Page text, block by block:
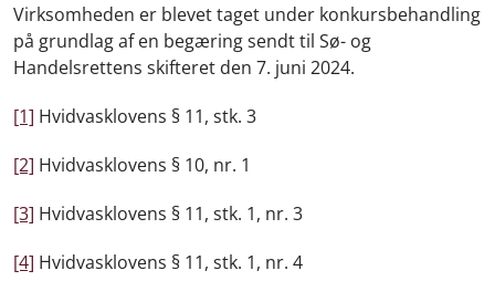
Virksomheden er blevet taget under konkursbehandling
på grundlag af en begæring sendt til Sø- og
Handelsrettens skifteret den 7. juni 2024.
[1] Hvidvasklovens § 11, stk. 3
[2] Hvidvasklovens § 10, nr. 1
[3] Hvidvasklovens § 11, stk. 1, nr. 3
[4] Hvidvasklovens § 11, stk. 1, nr. 4